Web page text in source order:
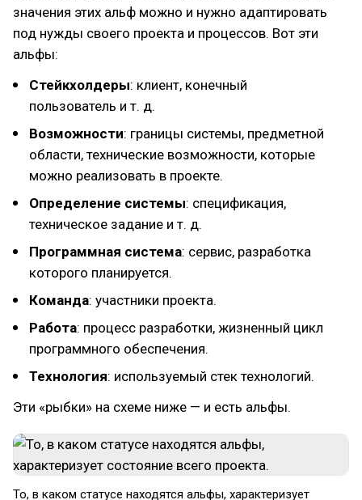
значения этих альф можно и нужно адаптировать
под нужды своего проекта и процессов. Вот эти
альфы:
Стейкхолдеры: клиент, конечный
пользователь и т. д.
Возможности: границы системы, предметной
области, технические возможности, которые
можно реализовать в проекте.
Определение системы: спецификация,
техническое задание и т. д.
Программная система: сервис, разработка
которого планируется.
Команда: участники проекта.
Работа: процесс разработки, жизненный цикл
программного обеспечения.
Технология: используемый стек технологий.
Эти «рыбки» на схеме ниже — и есть альфы.
То, в каком статусе находятся альфы, характеризует